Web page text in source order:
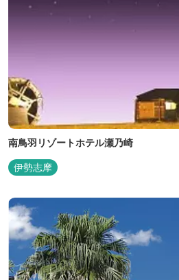
南鳥羽リゾートホテル瀬乃崎
伊勢志摩